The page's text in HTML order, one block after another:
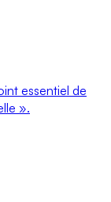
essentiel de
».